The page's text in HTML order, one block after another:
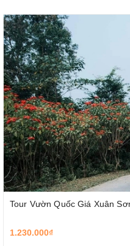
Tour Vườn Quốc Giá Xuân
1.230.000₫